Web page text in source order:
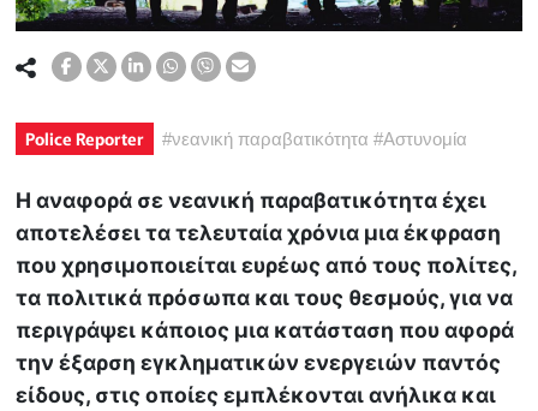
Police Reporter #νεανική παραβατικότητα #Αστυνομία
Η αναφορά σε νεανική παραβατικότητα έχει
αποτελέσει τα τελευταία χρόνια μια έκφραση
που χρησιμοποιείται ευρέως από τους πολίτες,
τα πολιτικά πρόσωπα και τους θεσμούς, για να
περιγράψει κάποιος μια κατάσταση που αφορά
την έξαρση εγκληματικών ενεργειών παντός
είδους, στις οποίες εμπλέκονται ανήλικα και